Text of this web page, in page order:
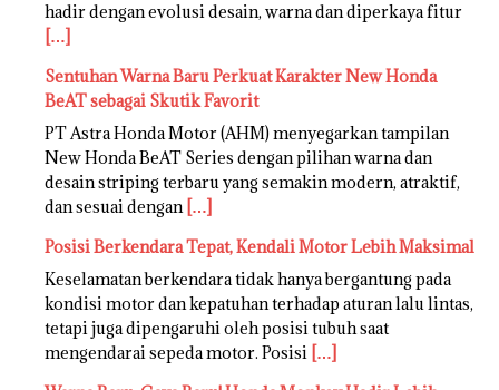
hadir dengan evolusi desain, warna dan diperkaya fitur
[…]
Sentuhan Warna Baru Perkuat Karakter New Honda
BeAT sebagai Skutik Favorit
PT Astra Honda Motor (AHM) menyegarkan tampilan
New Honda BeAT Series dengan pilihan warna dan
desain striping terbaru yang semakin modern, atraktif,
dan sesuai dengan […]
Posisi Berkendara Tepat, Kendali Motor Lebih Maksimal
Keselamatan berkendara tidak hanya bergantung pada
kondisi motor dan kepatuhan terhadap aturan lalu lintas,
tetapi juga dipengaruhi oleh posisi tubuh saat
mengendarai sepeda motor. Posisi […]